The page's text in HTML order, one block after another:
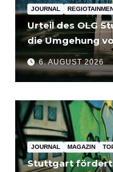
JOURNAL
Urteil des OLG
die Umgehung
für
6. AUGUST 2026
JOURNAL MAGAZIN
Stuttgart fördert